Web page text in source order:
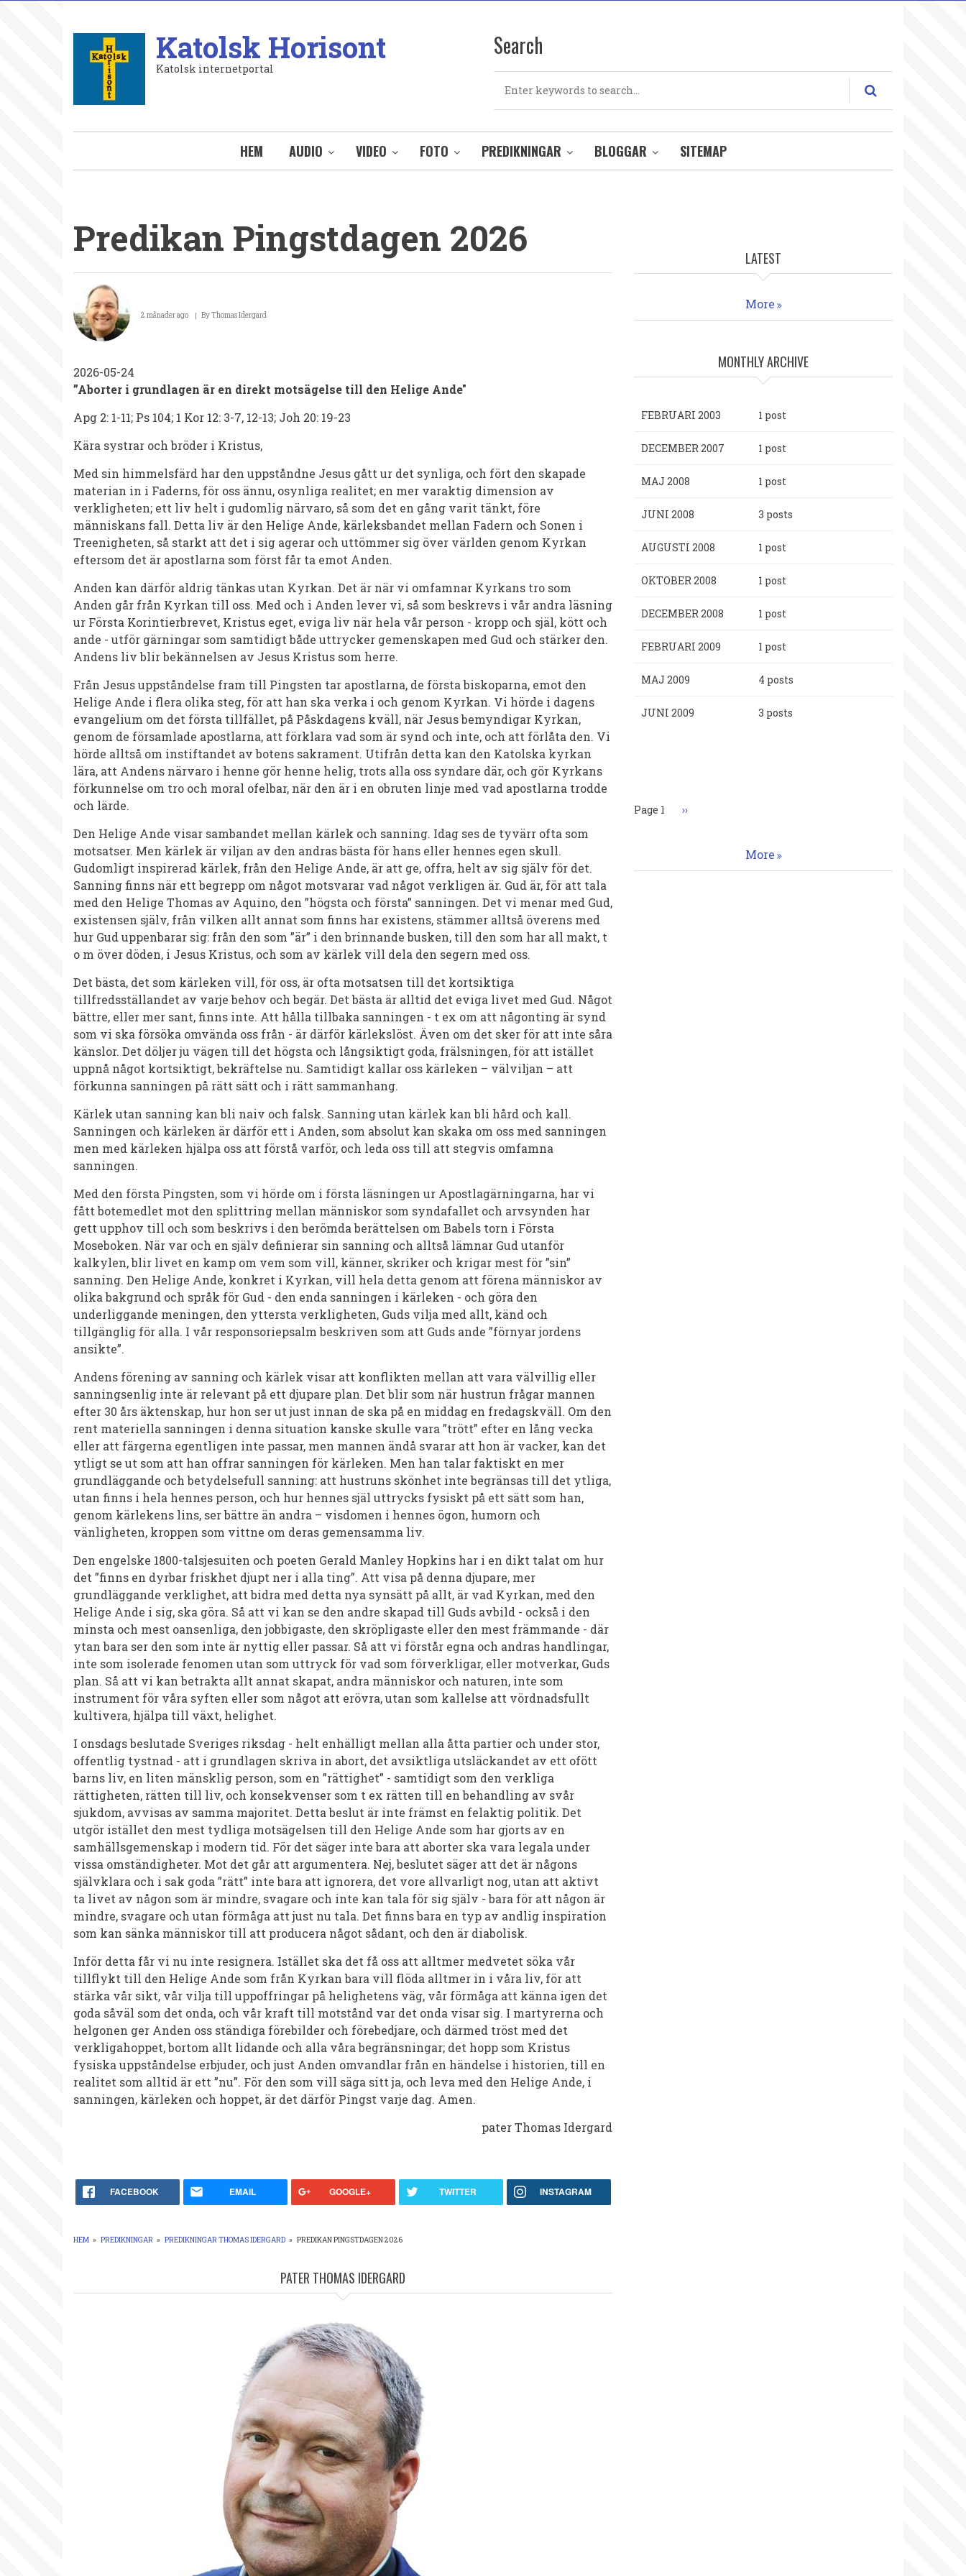
Katolsk Horisont
Katolsk internetportal
Search
HEM AUDIO VIDEO FOTO PREDIKNINGAR BLOGGAR SITEMAP
Predikan Pingstdagen 2026
Predikan
Pingstdagen
2026
2 månader ago ByThomas Idergard
2026-05-24
”Aborter i grundlagen är en direkt motsägelse till den Helige Ande"
Apg 2: 1-11; Ps 104; 1 Kor 12: 3-7, 12-13; Joh 20: 19-23
Kära systrar och bröder i Kristus,
Med sin himmelsfärd har den uppståndne Jesus gått ur det synliga, och fört den skapade
materian in i Faderns, för oss ännu, osynliga realitet; en mer varaktig dimension av
verkligheten; ett liv helt i gudomlig närvaro, så som det en gång varit tänkt, före
människans fall. Detta liv är den Helige Ande, kärleksbandet mellan Fadern och Sonen i
Treenigheten, så starkt att det i sig agerar och uttömmer sig över världen genom Kyrkan
eftersom det är apostlarna som först får ta emot Anden.
Anden kan därför aldrig tänkas utan Kyrkan. Det är när vi omfamnar Kyrkans tro som
Anden går från Kyrkan till oss. Med och i Anden lever vi, så som beskrevs i vår andra läsning
ur Första Korintierbrevet, Kristus eget, eviga liv när hela vår person - kropp och själ, kött och
ande - utför gärningar som samtidigt både uttrycker gemenskapen med Gud och stärker den.
Andens liv blir bekännelsen av Jesus Kristus som herre.
Från Jesus uppståndelse fram till Pingsten tar apostlarna, de första biskoparna, emot den
Helige Ande i flera olika steg, för att han ska verka i och genom Kyrkan. Vi hörde i dagens
evangelium om det första tillfället, på Påskdagens kväll, när Jesus bemyndigar Kyrkan,
genom de församlade apostlarna, att förklara vad som är synd och inte, och att förlåta den. Vi
hörde alltså om instiftandet av botens sakrament. Utifrån detta kan den Katolska kyrkan
lära, att Andens närvaro i henne gör henne helig, trots alla oss syndare där, och gör Kyrkans
förkunnelse om tro och moral ofelbar, när den är i en obruten linje med vad apostlarna trodde
och lärde.
Den Helige Ande visar sambandet mellan kärlek och sanning. Idag ses de tyvärr ofta som
motsatser. Men kärlek är viljan av den andras bästa för hans eller hennes egen skull.
Gudomligt inspirerad kärlek, från den Helige Ande, är att ge, offra, helt av sig själv för det.
Sanning finns när ett begrepp om något motsvarar vad något verkligen är. Gud är, för att tala
med den Helige Thomas av Aquino, den ”högsta och första” sanningen. Det vi menar med Gud,
existensen själv, från vilken allt annat som finns har existens, stämmer alltså överens med
hur Gud uppenbarar sig: från den som ”är” i den brinnande busken, till den som har all makt, t
o m över döden, i Jesus Kristus, och som av kärlek vill dela den segern med oss.
Det bästa, det som kärleken vill, för oss, är ofta motsatsen till det kortsiktiga
tillfredsställandet av varje behov och begär. Det bästa är alltid det eviga livet med Gud. Något
bättre, eller mer sant, finns inte. Att hålla tillbaka sanningen - t ex om att någonting är synd
som vi ska försöka omvända oss från - är därför kärlekslöst. Även om det sker för att inte såra
känslor. Det döljer ju vägen till det högsta och långsiktigt goda, frälsningen, för att istället
uppnå något kortsiktigt, bekräftelse nu. Samtidigt kallar oss kärleken – välviljan – att
förkunna sanningen på rätt sätt och i rätt sammanhang.
Kärlek utan sanning kan bli naiv och falsk. Sanning utan kärlek kan bli hård och kall.
Sanningen och kärleken är därför ett i Anden, som absolut kan skaka om oss med sanningen
men med kärleken hjälpa oss att förstå varför, och leda oss till att stegvis omfamna
sanningen.
Med den första Pingsten, som vi hörde om i första läsningen ur Apostlagärningarna, har vi
fått botemedlet mot den splittring mellan människor som syndafallet och arvsynden har
gett upphov till och som beskrivs i den berömda berättelsen om Babels torn i Första
Moseboken. När var och en själv definierar sin sanning och alltså lämnar Gud utanför
kalkylen, blir livet en kamp om vem som vill, känner, skriker och krigar mest för ”sin”
sanning. Den Helige Ande, konkret i Kyrkan, vill hela detta genom att förena människor av
olika bakgrund och språk för Gud - den enda sanningen i kärleken - och göra den
underliggande meningen, den yttersta verkligheten, Guds vilja med allt, känd och
tillgänglig för alla. I vår responsoriepsalm beskriven som att Guds ande ”förnyar jordens
ansikte”.
Andens förening av sanning och kärlek visar att konflikten mellan att vara välvillig eller
sanningsenlig inte är relevant på ett djupare plan. Det blir som när hustrun frågar mannen
efter 30 års äktenskap, hur hon ser ut just innan de ska på en middag en fredagskväll. Om den
rent materiella sanningen i denna situation kanske skulle vara ”trött” efter en lång vecka
eller att färgerna egentligen inte passar, men mannen ändå svarar att hon är vacker, kan det
ytligt se ut som att han offrar sanningen för kärleken. Men han talar faktiskt en mer
grundläggande och betydelsefull sanning: att hustruns skönhet inte begränsas till det ytliga,
utan finns i hela hennes person, och hur hennes själ uttrycks fysiskt på ett sätt som han,
genom kärlekens lins, ser bättre än andra – visdomen i hennes ögon, humorn och
vänligheten, kroppen som vittne om deras gemensamma liv.
Den engelske 1800-talsjesuiten och poeten Gerald Manley Hopkins har i en dikt talat om hur
det ”finns en dyrbar friskhet djupt ner i alla ting”. Att visa på denna djupare, mer
grundläggande verklighet, att bidra med detta nya synsätt på allt, är vad Kyrkan, med den
Helige Ande i sig, ska göra. Så att vi kan se den andre skapad till Guds avbild - också i den
minsta och mest oansenliga, den jobbigaste, den skröpligaste eller den mest främmande - där
ytan bara ser den som inte är nyttig eller passar. Så att vi förstår egna och andras handlingar,
inte som isolerade fenomen utan som uttryck för vad som förverkligar, eller motverkar, Guds
plan. Så att vi kan betrakta allt annat skapat, andra människor och naturen, inte som
instrument för våra syften eller som något att erövra, utan som kallelse att vördnadsfullt
kultivera, hjälpa till växt, helighet.
I onsdags beslutade Sveriges riksdag - helt enhälligt mellan alla åtta partier och under stor,
offentlig tystnad - att i grundlagen skriva in abort, det avsiktliga utsläckandet av ett ofött
barns liv, en liten mänsklig person, som en ”rättighet” - samtidigt som den verkliga
rättigheten, rätten till liv, och konsekvenser som t ex rätten till en behandling av svår
sjukdom, avvisas av samma majoritet. Detta beslut är inte främst en felaktig politik. Det
utgör istället den mest tydliga motsägelsen till den Helige Ande som har gjorts av en
samhällsgemenskap i modern tid. För det säger inte bara att aborter ska vara legala under
vissa omständigheter. Mot det går att argumentera. Nej, beslutet säger att det är någons
självklara och i sak goda ”rätt” inte bara att ignorera, det vore allvarligt nog, utan att aktivt
ta livet av någon som är mindre, svagare och inte kan tala för sig själv - bara för att någon är
mindre, svagare och utan förmåga att just nu tala. Det finns bara en typ av andlig inspiration
som kan sänka människor till att producera något sådant, och den är diabolisk.
Inför detta får vi nu inte resignera. Istället ska det få oss att alltmer medvetet söka vår
tillflykt till den Helige Ande som från Kyrkan bara vill flöda alltmer in i våra liv, för att
stärka vår sikt, vår vilja till uppoffringar på helighetens väg, vår förmåga att känna igen det
goda såväl som det onda, och vår kraft till motstånd var det onda visar sig. I martyrerna och
helgonen ger Anden oss ständiga förebilder och förebedjare, och därmed tröst med det
verkligahoppet, bortom allt lidande och alla våra begränsningar; det hopp som Kristus
fysiska uppståndelse erbjuder, och just Anden omvandlar från en händelse i historien, till en
realitet som alltid är ett ”nu”. För den som vill säga sitt ja, och leva med den Helige Ande, i
sanningen, kärleken och hoppet, är det därför Pingst varje dag. Amen.
pater Thomas Idergard
FACEBOOK EMAIL GOOGLE+ TWITTER INSTAGRAM
HEM » PREDIKNINGAR » PREDIKNINGAR THOMAS IDERGARD » PREDIKAN PINGSTDAGEN 2026
PATER THOMAS IDERGARD
LATEST
More
MONTHLY ARCHIVE
FEBRUARI 2003 1 post
DECEMBER 2007 1 post
MAJ 2008 1 post
JUNI 2008 3 posts
AUGUSTI 2008 1 post
OKTOBER 2008 1 post
DECEMBER 2008 1 post
FEBRUARI 2009 1 post
MAJ 2009 4 posts
JUNI 2009 3 posts
Page 1 Nästa
››
More